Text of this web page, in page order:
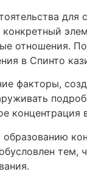
отношения.
в Спинто
факторы,